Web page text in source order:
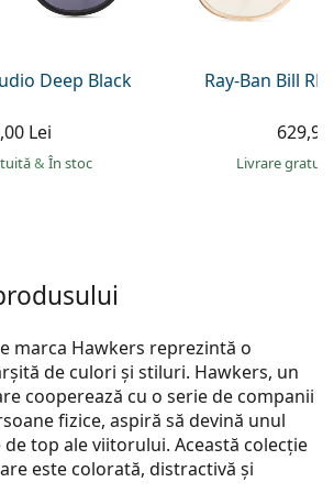
Deep Black
Lei
& În stoc
Ray-Ban Bill
Livrare
marca Hawkers reprezintă o
de culori și stiluri. Hawkers, un
cooperează cu o serie de companii
fizice, aspiră să devină unul
top ale viitorului. Această colecție
este colorată, distractivă și